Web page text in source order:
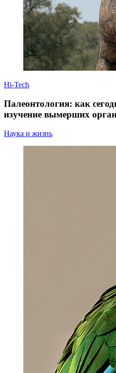
Hi-Tech
Палеонтология: как
изучение вымерших
Наука и жизнь